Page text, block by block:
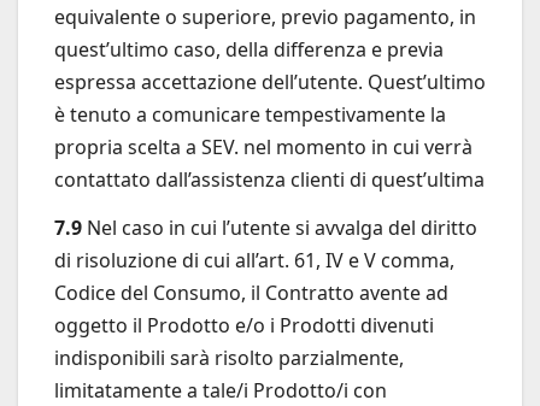
equivalente o superiore, previo pagamento, in
quest’ultimo caso, della differenza e previa
espressa accettazione dell’utente. Quest’ultimo
è tenuto a comunicare tempestivamente la
propria scelta a SEV. nel momento in cui verrà
contattato dall’assistenza clienti di quest’ultima
7.9 Nel caso in cui l’utente si avvalga del diritto
di risoluzione di cui all’art. 61, IV e V comma,
Codice del Consumo, il Contratto avente ad
oggetto il Prodotto e/o i Prodotti divenuti
indisponibili sarà risolto parzialmente,
limitatamente a tale/i Prodotto/i con